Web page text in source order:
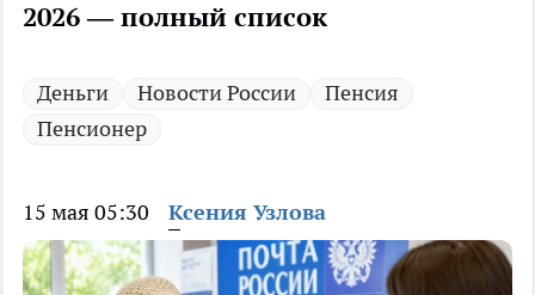
2026 — полный список
Деньги Новости России
Пенсия
Пенсионер
15 мая 05:30 Ксения Узлова